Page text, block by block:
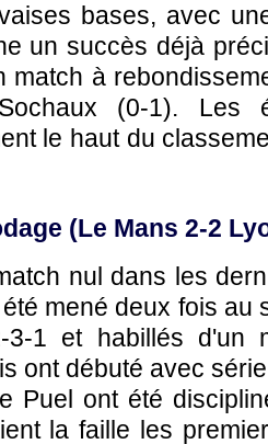
bases, avec
un succès déjà
match à
Sochaux (0-1). Les
le haut du
(Le Mans 2-2
nul dans les
mené deux fois au
3-1 et habillés d'un
ont débuté avec
Puel ont été
la faille les